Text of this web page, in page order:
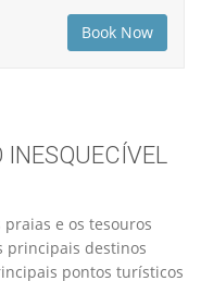
INESQUECÍVEL
e os tesouros
principais destinos
pontos turísticos